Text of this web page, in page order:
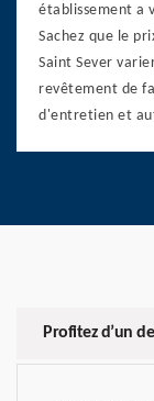
établissement a
Sachez que le
Saint Sever
revêtement de
d'entretien et
Profitez d’un